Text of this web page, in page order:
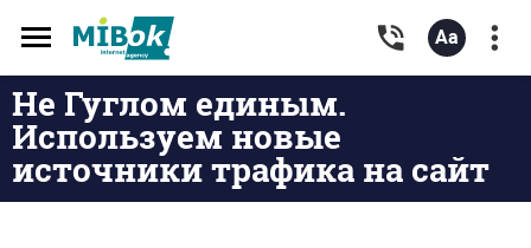
Toggle
navigation
Не Гуглом единым.
Используем новые
источники трафика на сайт